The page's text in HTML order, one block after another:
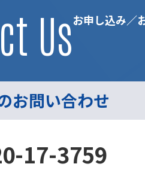
お申し込み／
Us
お問い合わせ
17-3759